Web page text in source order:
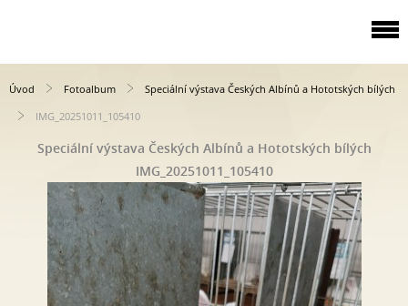
Úvod Fotoalbum
Speciální výstava Českých Albínů a Hototských bílých
IMG_20251011_105410
Speciální výstava Českých Albínů a Hototských bílých
IMG_20251011_105410